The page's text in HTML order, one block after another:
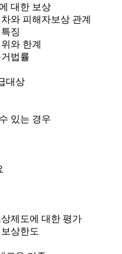
대한 보상
와 피해자보상 관계
징
와 한계
법률
대상
있는 경우
제도에 대한 평가
상한도